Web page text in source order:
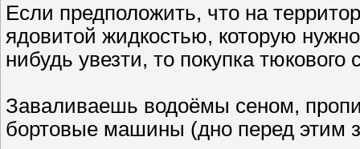
Если предположить, что на
ядовитой жидкостью, которую
нибудь увезти, то покупка
Заваливаешь водоёмы сеном,
бортовые машины (дно перед этим